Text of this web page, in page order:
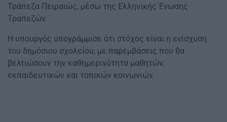
Τράπεζα Πειραιώς, μέσω της Ελληνικής Ένωσης
Τραπεζών.
Η υπουργός υπογράμμισε ότι στόχος είναι η ενίσχυση
του δημόσιου σχολείου, με παρεμβάσεις που θα
βελτιώσουν την καθημερινότητα μαθητών,
εκπαιδευτικών και τοπικών κοινωνιών.